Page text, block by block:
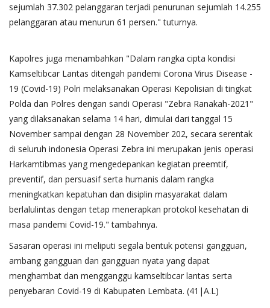
sejumlah 37.302 pelanggaran terjadi penurunan sejumlah 14.255
pelanggaran atau menurun 61 persen." tuturnya.
Kapolres juga menambahkan "Dalam rangka cipta kondisi
Kamseltibcar Lantas ditengah pandemi Corona Virus Disease -
19 (Covid-19) Polri melaksanakan Operasi Kepolisian di tingkat
Polda dan Polres dengan sandi Operasi "Zebra Ranakah-2021"
yang dilaksanakan selama 14 hari, dimulai dari tanggal 15
November sampai dengan 28 November 202, secara serentak
di seluruh indonesia Operasi Zebra ini merupakan jenis operasi
Harkamtibmas yang mengedepankan kegiatan preemtif,
preventif, dan persuasif serta humanis dalam rangka
meningkatkan kepatuhan dan disiplin masyarakat dalam
berlalulintas dengan tetap menerapkan protokol kesehatan di
masa pandemi Covid-19." tambahnya.
Sasaran operasi ini meliputi segala bentuk potensi gangguan,
ambang gangguan dan gangguan nyata yang dapat
menghambat dan mengganggu kamseltibcar lantas serta
penyebaran Covid-19 di Kabupaten Lembata. (41|A.L)